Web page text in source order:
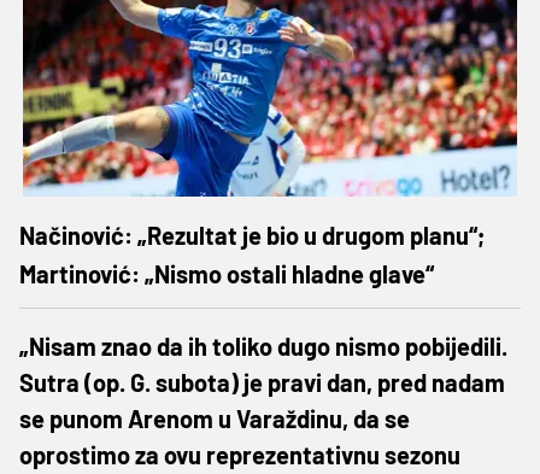
Načinović: „Rezultat je bio u drugom planu“;
Martinović: „Nismo ostali hladne glave“
„Nisam znao da ih toliko dugo nismo pobijedili.
Sutra (op. G. subota) je pravi dan, pred nadam
se punom Arenom u Varaždinu, da se
oprostimo za ovu reprezentativnu sezonu